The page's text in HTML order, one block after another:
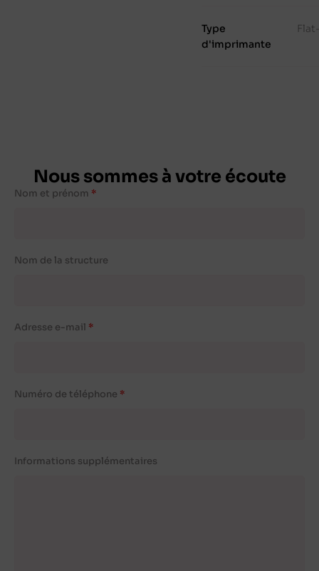
Type
d'imprimante
Nous sommes à votre écoute
Nom et prénom
Nom de la structure
Adresse e-mail
Numéro de téléphone
Informations supplémentaires